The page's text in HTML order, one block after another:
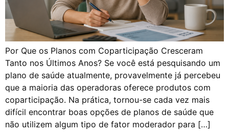
Por Que os Planos com Coparticipação Cresceram
Tanto nos Últimos Anos? Se você está pesquisando um
plano de saúde atualmente, provavelmente já percebeu
que a maioria das operadoras oferece produtos com
coparticipação. Na prática, tornou-se cada vez mais
difícil encontrar boas opções de planos de saúde que
não utilizem algum tipo de fator moderador para […]